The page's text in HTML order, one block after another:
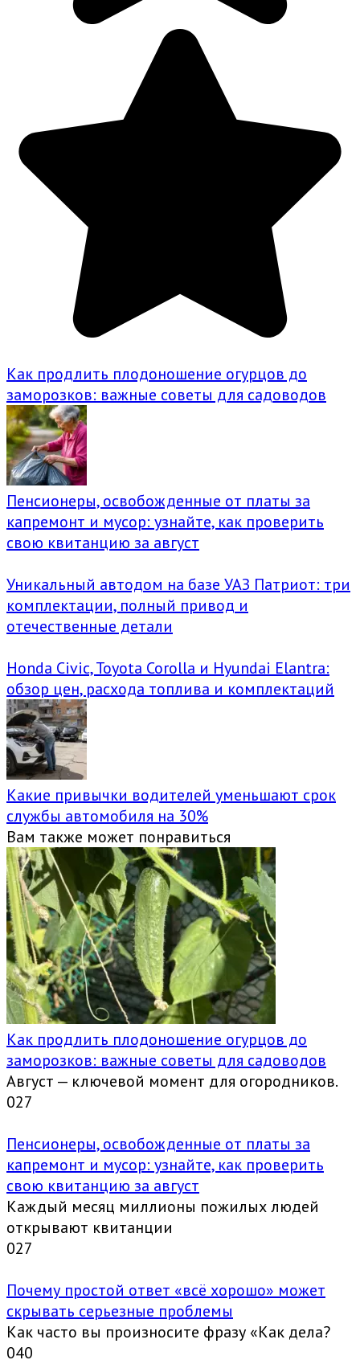
Как продлить плодоношение огурцов до
заморозков: важные советы для садоводов
Пенсионеры, освобожденные от платы за
капремонт и мусор: узнайте, как проверить
свою квитанцию за август
Уникальный автодом на базе УАЗ Патриот: три
комплектации, полный привод и
отечественные детали
Honda Civic, Toyota Corolla и Hyundai Elantra:
обзор цен, расхода топлива и комплектаций
Какие привычки водителей уменьшают срок
службы автомобиля на 30%
Вам также может понравиться
Как продлить плодоношение огурцов до
заморозков: важные советы для садоводов
Август — ключевой момент для огородников.
027
Пенсионеры, освобожденные от платы за
капремонт и мусор: узнайте, как проверить
свою квитанцию за август
Каждый месяц миллионы пожилых людей
открывают квитанции
027
Почему простой ответ «всё хорошо» может
скрывать серьезные проблемы
Как часто вы произносите фразу «Как дела?
040